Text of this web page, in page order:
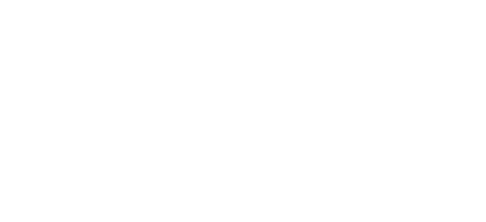
допомогою ви зможете досягти високої врожайності